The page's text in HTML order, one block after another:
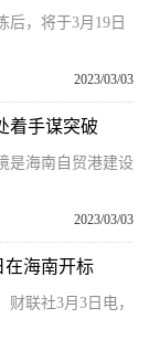
后，将于3月19日
2023/03/03
着手谋突破
是海南自贸港建设
2023/03/03
在海南开标
财联社3月3日电，